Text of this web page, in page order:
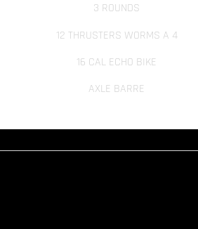
3 ROUNDS
12 THRUSTERS WORMS A 4
16 CAL ECHO BIKE
AXLE BARRE